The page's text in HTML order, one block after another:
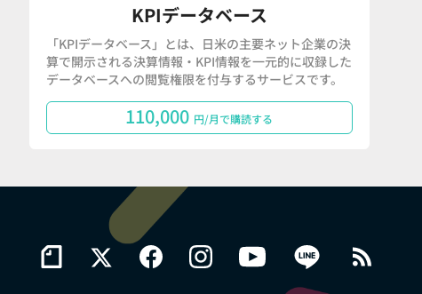
KPIデータベース
「KPIデータベース」とは、日米の主要ネット企業の決
算で開示される決算情報・KPI情報を一元的に収録した
データベースへの閲覧権限を付与するサービスです。
110,000 円/月で購読する